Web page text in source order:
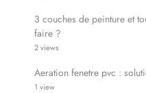
3 couches de peinture et
faire ?
2 views
Aeration fenetre pvc :
1 view